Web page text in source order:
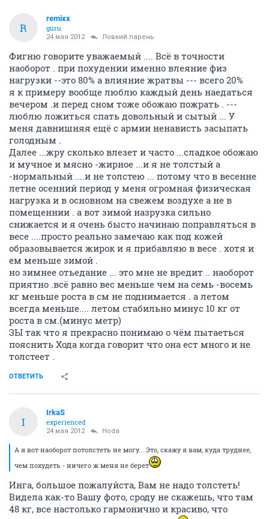
R
remixx
guru
24 мая 2012 Ловкий парень
Фигню говорите уважаемый .... Всё в точности
наоборот . при похудении именно влеяние физ
нагрузки --это 80% а влияние жратвы --- всего 20%
я к примеру вообще люблю каждый день наедаться
вечером .и перед сном тоже обожаю пожрать . ---
люблю ложиться спать довольный и сытый ... У
меня давнишняя ещё с армии ненависть засыпать
голодным .
Далее ...жру сколько влезет и часто ...сладкое обожаю
и мучное и мясно -жирное ...и я не толстый а
-нормальный ....и не толстею ... потому что в весенне
летне осенний период у меня огромная физическая
нагрузка и в основном на свежем воздухе а не в
помещеннии . а вот зимой назрузка сильно
снижается и я очень бысто начинаю поправляться в
весе ....просто реально замечаю как под кожей
образовывается жирок и я прибавляю в весе . хотя и
ем меньше зимой .
но зимнее отьедание ... это мне не вредит .. наоборот
приятно .всё равно вес меньше чем на семь -восемь
кг меньше роста в см не поднимается . а летом
всегда меньше.... летом стабильно минус 10 кг от
роста в см.(минус метр)
ЗЫ так что я прекрасно понимаю о чём пытаеться
пояснить Хода когда говорит что она ест много и не
толстеет .
ОТВЕТИТЬ
I
IrkaS
experienced
24 мая 2012 Hoda
А я вот наоборот потолстеть не могу... Это, скажу я вам, куда труднее,
чем похудеть - ничего ж меня не берет
Инга, большое пожалуйста, Вам не надо толстеть!
Видела как-то Вашу фото, сроду не скажешь, что там
48 кг, все настолько гармонично и красиво, что